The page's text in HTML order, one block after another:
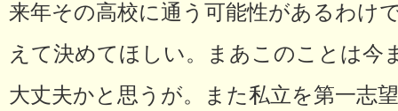
来年その高校に通う可能性があるわけ
えて決めてほしい。まあこのことは今
大丈夫かと思うが。また私立を第一志